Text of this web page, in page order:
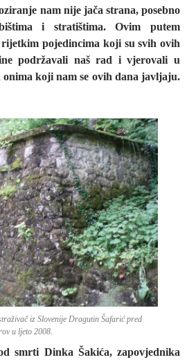
nam nije jača strana, posebno
i stratištima. Ovim putem
pojedincima koji su svih ovih
podržavali naš rad i vjerovali u
koji nam se ovih dana javljaju.
iz Slovenije Dragutin Šafarić pred
u ljeto 2008.
smrti Dinka Šakića, zapovjednika